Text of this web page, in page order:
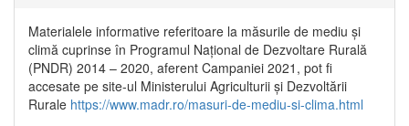
Materialele informative referitoare la măsurile de mediu și
climă cuprinse în Programul Național de Dezvoltare Rurală
(PNDR) 2014 – 2020, aferent Campaniei 2021, pot fi
accesate pe site-ul Ministerului Agriculturii și Dezvoltării
Rurale https://www.madr.ro/masuri-de-mediu-si-clima.html